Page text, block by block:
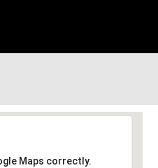
Maps correctly.